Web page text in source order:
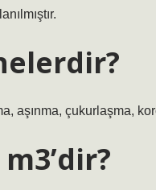
aşınma, çukurlaşma,